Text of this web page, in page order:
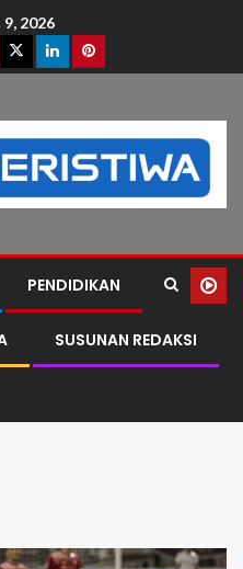
2026
PENDIDIKAN
SUSUNAN REDAKSI